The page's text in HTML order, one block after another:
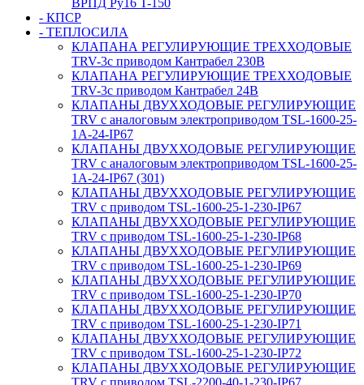
ВРПД Ру16 T-150
- КПСР
- ТЕПЛОСИЛА
КЛАПАНА РЕГУЛИРУЮЩИЕ ТРЕХХОДОВЫЕ
TRV-3с приводом Кантрабел 230B
КЛАПАНА РЕГУЛИРУЮЩИЕ ТРЕХХОДОВЫЕ
TRV-3с приводом Кантрабел 24B
КЛАПАНЫ ДВУХХОДОВЫЕ РЕГУЛИРУЮЩИЕ
TRV с аналоговым электроприводом TSL-1600-25-
1А-24-IP67
КЛАПАНЫ ДВУХХОДОВЫЕ РЕГУЛИРУЮЩИЕ
TRV с аналоговым электроприводом TSL-1600-25-
1А-24-IP67 (301)
КЛАПАНЫ ДВУХХОДОВЫЕ РЕГУЛИРУЮЩИЕ
TRV с приводом TSL-1600-25-1-230-IP67
КЛАПАНЫ ДВУХХОДОВЫЕ РЕГУЛИРУЮЩИЕ
TRV с приводом TSL-1600-25-1-230-IP68
КЛАПАНЫ ДВУХХОДОВЫЕ РЕГУЛИРУЮЩИЕ
TRV с приводом TSL-1600-25-1-230-IP69
КЛАПАНЫ ДВУХХОДОВЫЕ РЕГУЛИРУЮЩИЕ
TRV с приводом TSL-1600-25-1-230-IP70
КЛАПАНЫ ДВУХХОДОВЫЕ РЕГУЛИРУЮЩИЕ
TRV с приводом TSL-1600-25-1-230-IP71
КЛАПАНЫ ДВУХХОДОВЫЕ РЕГУЛИРУЮЩИЕ
TRV с приводом TSL-1600-25-1-230-IP72
КЛАПАНЫ ДВУХХОДОВЫЕ РЕГУЛИРУЮЩИЕ
TRV с приводом TSL-2200-40-1-230-IP67